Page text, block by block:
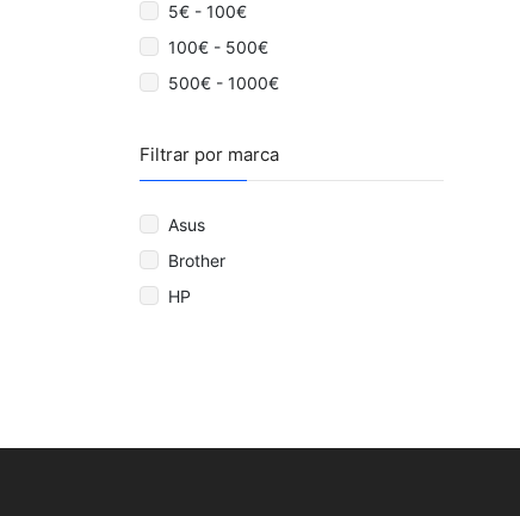
5€ - 100€
100€ - 500€
500€ - 1000€
Filtrar por marca
Asus
Brother
HP